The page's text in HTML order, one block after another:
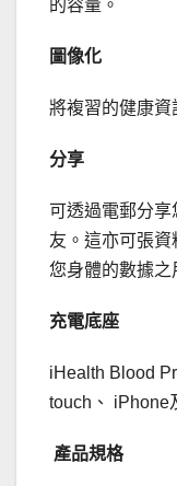
的容量。
圖像化
將複習的健康資
分享
可透過電郵分享
友。 這亦可張資
您身體的數據之
充電底座
iHealth Blood
touch、 iPhone
產品規格